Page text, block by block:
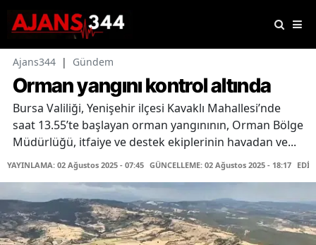
Ajans344 | Gündem
Orman yangını kontrol altında
Bursa Valiliği, Yenişehir ilçesi Kavaklı Mahallesi’nde
saat 13.55’te başlayan orman yangınının, Orman Bölge
Müdürlüğü, itfaiye ve destek ekiplerinin havadan ve...
YAYINLAMA: 02 Ağustos 2025 - 07:45 GÜNCELLEME: 02 Ağustos 2025 - 18:17